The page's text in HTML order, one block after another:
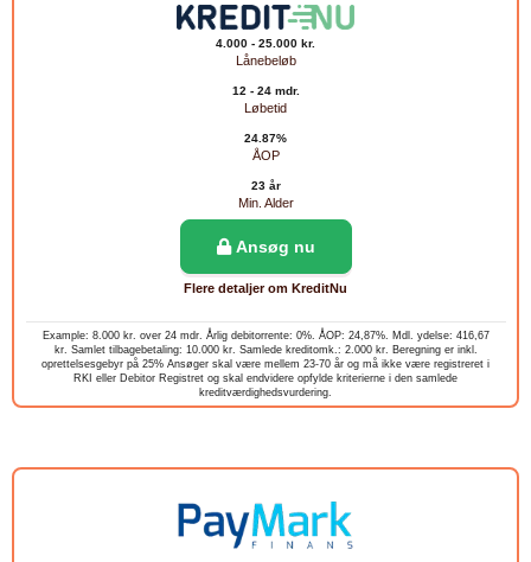
4.000 - 25.000 kr.
Lånebeløb
12 - 24 mdr.
Løbetid
24.87%
ÅOP
23 år
Min. Alder
Ansøg nu
Flere detaljer om KreditNu
Example: 8.000 kr. over 24 mdr. Årlig debitorrente: 0%. ÅOP: 24,87%. Mdl. ydelse: 416,67
kr. Samlet tilbagebetaling: 10.000 kr. Samlede kreditomk.: 2.000 kr. Beregning er inkl.
oprettelsesgebyr på 25% Ansøger skal være mellem 23-70 år og må ikke være registreret i
RKI eller Debitor Registret og skal endvidere opfylde kriterierne i den samlede
kreditværdighedsvurdering.